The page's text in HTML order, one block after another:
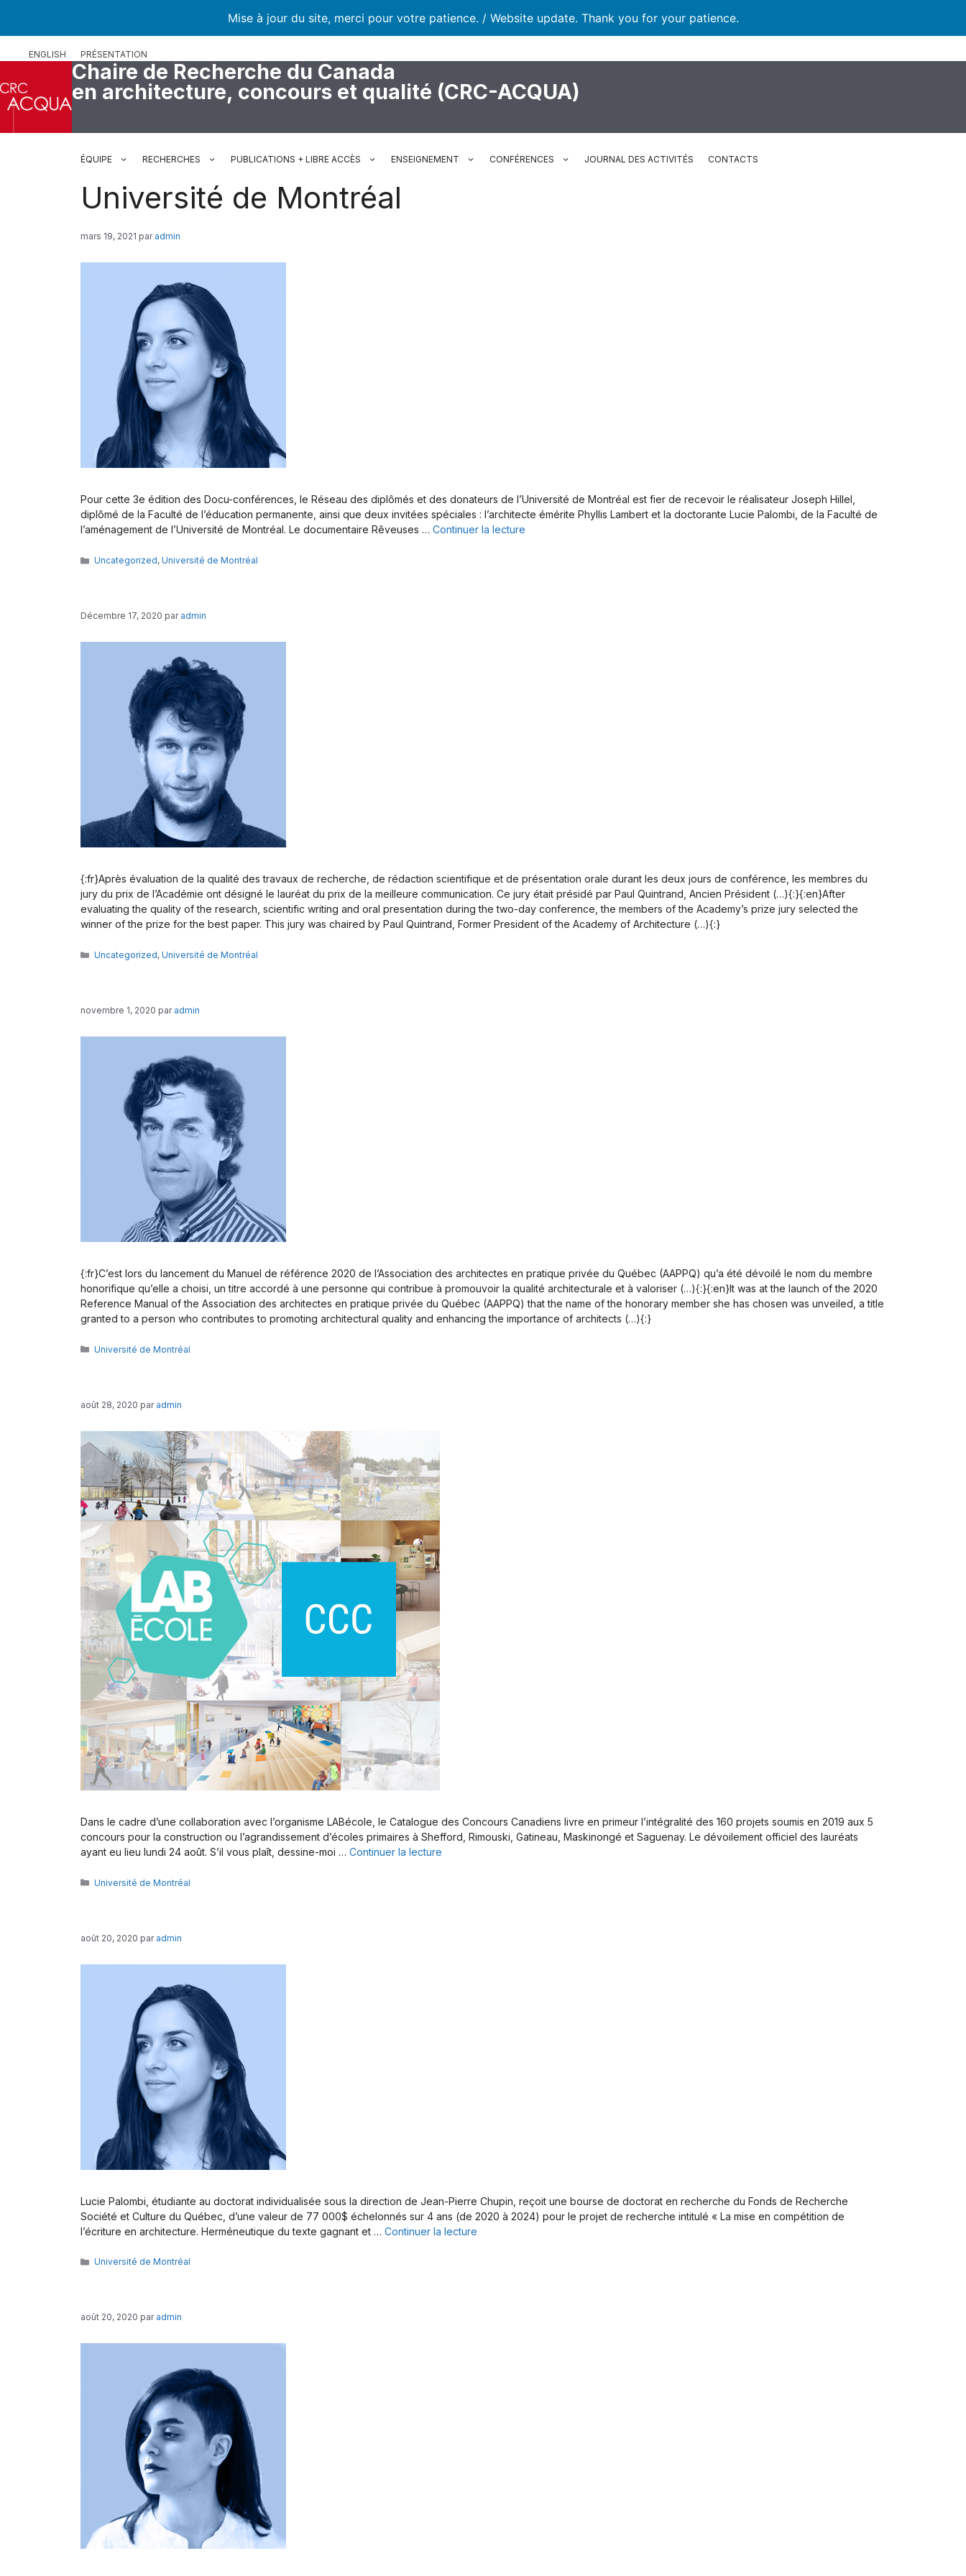
Mise à jour du site, merci pour votre patience. / Website update. Thank you for your patience.
ENGLISH PRÉSENTATION
Chaire de Recherche du Canada
en architecture, concours et qualité (CRC-ACQUA)
ÉQUIPE RECHERCHES PUBLICATIONS + LIBRE ACCÈS ENSEIGNEMENT CONFÉRENCES JOURNAL DES ACTIVITÉS CONTACTS
Université de Montréal
mars 19, 2021 par admin
Pour cette 3e édition des Docu-conférences, le Réseau des diplômés et des donateurs de l’Université de Montréal est fier de recevoir le réalisateur Joseph Hillel,
diplômé de la Faculté de l’éducation permanente, ainsi que deux invitées spéciales : l’architecte émérite Phyllis Lambert et la doctorante Lucie Palombi, de la Faculté de
l’aménagement de l’Université de Montréal. Le documentaire Rêveuses … Continuer la lecture
Catégories
Uncategorized,Université de Montréal
Décembre 17, 2020 par admin
{:fr}Après évaluation de la qualité des travaux de recherche, de rédaction scientifique et de présentation orale durant les deux jours de conférence, les membres du
jury du prix de l’Académie ont désigné le lauréat du prix de la meilleure communication. Ce jury était présidé par Paul Quintrand, Ancien Président (…){:}{:en}After
evaluating the quality of the research, scientific writing and oral presentation during the two-day conference, the members of the Academy’s prize jury selected the
winner of the prize for the best paper. This jury was chaired by Paul Quintrand, Former President of the Academy of Architecture (…){:}
Catégories
Uncategorized,Université de Montréal
novembre 1, 2020 par admin
{:fr}C’est lors du lancement du Manuel de référence 2020 de l’Association des architectes en pratique privée du Québec (AAPPQ) qu’a été dévoilé le nom du membre
honorifique qu’elle a choisi, un titre accordé à une personne qui contribue à promouvoir la qualité architecturale et à valoriser (…){:}{:en}It was at the launch of the 2020
Reference Manual of the Association des architectes en pratique privée du Québec (AAPPQ) that the name of the honorary member she has chosen was unveiled, a title
granted to a person who contributes to promoting architectural quality and enhancing the importance of architects (…){:}
Catégories
Université de Montréal
août 28, 2020 par admin
Dans le cadre d’une collaboration avec l’organisme LABécole, le Catalogue des Concours Canadiens livre en primeur l’intégralité des 160 projets soumis en 2019 aux 5
concours pour la construction ou l’agrandissement d’écoles primaires à Shefford, Rimouski, Gatineau, Maskinongé et Saguenay. Le dévoilement officiel des lauréats
ayant eu lieu lundi 24 août. S’il vous plaît, dessine-moi … Continuer la lecture
Catégories
Université de Montréal
août 20, 2020 par admin
Lucie Palombi, étudiante au doctorat individualisée sous la direction de Jean-Pierre Chupin, reçoit une bourse de doctorat en recherche du Fonds de Recherche
Société et Culture du Québec, d’une valeur de 77 000$ échelonnés sur 4 ans (de 2020 à 2024) pour le projet de recherche intitulé « La mise en compétition de
l’écriture en architecture. Herméneutique du texte gagnant et … Continuer la lecture
Catégories
Université de Montréal
août 20, 2020 par admin